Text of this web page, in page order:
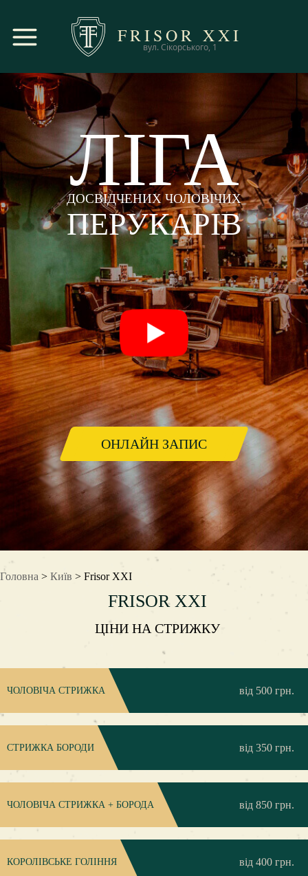
FRISOR XXI
вул. Сікорського, 1
ЛІГА
ДОСВІДЧЕНИХ ЧОЛОВІЧИХ
ПЕРУКАРІВ
ОНЛАЙН ЗАПИС
Головна > Київ > Frisor XXI
FRISOR XXI
ЦІНИ НА СТРИЖКУ
ЧОЛОВІЧА СТРИЖКА від 500 грн.
СТРИЖКА БОРОДИ від 350 грн.
ЧОЛОВІЧА СТРИЖКА + БОРОДА від 850 грн.
КОРОЛІВСЬКЕ ГОЛІННЯ від 400 грн.